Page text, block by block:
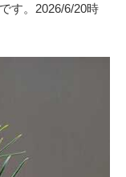
す。2026/6/20時